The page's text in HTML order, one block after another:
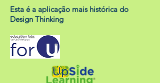
Esta é a aplicação mais histórica do
Design Thinking